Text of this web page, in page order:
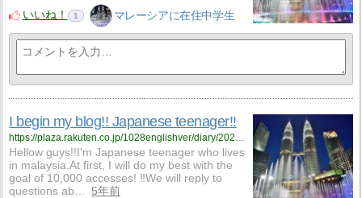
いいね！
1 マレーシアに在住中学生
I begin my blog!! Japanese teenager!!
https://plaza.rakuten.co.jp/1028englishver/diary/202103180000/
​Hellow guys!!I'm Japanese teenager who lives
in malaysia.At first, I will do my best with the
goal of 10,000 accesses! ‼We will reply to
questions ab…
5年前